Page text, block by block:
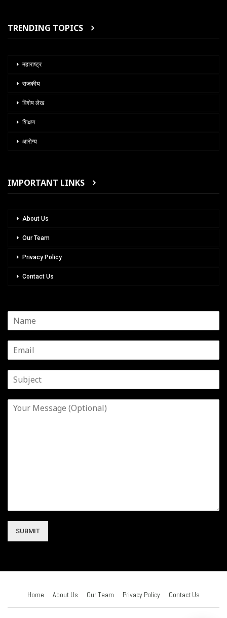
TRENDING TOPICS
महाराष्ट्र
राजकीय
विशेष लेख
शिक्षण
आरोग्य
IMPORTANT LINKS
About Us
Our Team
Privacy Policy
Contact Us
SUBMIT
Home About Us Our Team Privacy Policy Contact Us